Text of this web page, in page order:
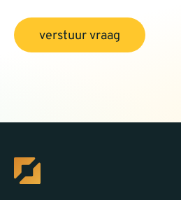
verstuur vraag